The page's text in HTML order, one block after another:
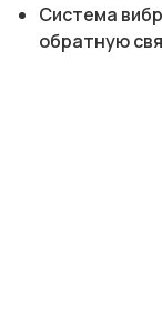
Система
обратную